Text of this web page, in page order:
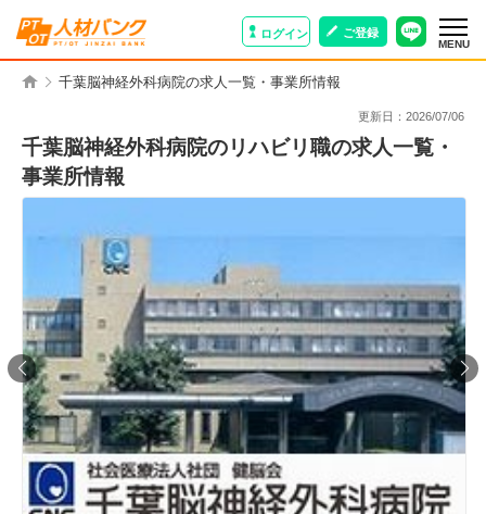
ログイン ご登録
MENU
千葉脳神経外科病院の求人一覧・事業所情報
更新日： 2026/07/06
千葉脳神経外科病院のリハビリ職の求人一覧・
事業所情報